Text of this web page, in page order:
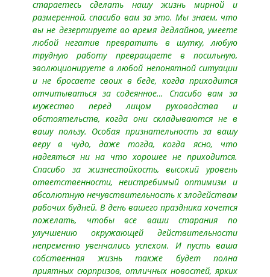
стараетесь сделать нашу жизнь мирной и
размеренной, спасибо вам за это. Мы знаем, что
вы не дезертируете во время дедлайнов, умеете
любой негатив превратить в шутку, любую
трудную работу превращаете в посильную,
эволюционируете в любой непонятной ситуации
и не бросаете своих в беде, когда приходится
отчитываться за содеянное… Спасибо вам за
мужество перед лицом руководства и
обстоятельств, когда они складываются не в
вашу пользу. Особая признательность за вашу
веру в чудо, даже тогда, когда ясно, что
надеяться ни на что хорошее не приходится.
Спасибо за жизнестойкость, высокий уровень
ответственности, неистребимый оптимизм и
абсолютную нечувствительность к злодействам
рабочих будней. В день вашего праздника хочется
пожелать, чтобы все ваши старания по
улучшению окружающей действительности
непременно увенчались успехом. И пусть ваша
собственная жизнь также будет полна
приятных сюрпризов, отличных новостей, ярких